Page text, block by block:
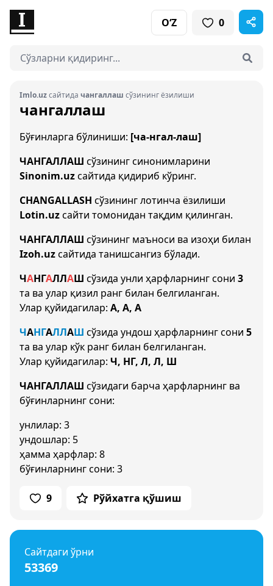
O‘Z 0
Imlo.uzсайтида чангаллаш сўзининг ёзилиши
чангаллаш
Бўғинларга бўлиниши: [ча-нгал-лаш]
ЧАНГАЛЛАШ сўзининг синонимларини
Sinonim.uzсайтида қидириб кўринг.
CHANGALLASH сўзининг лотинча ёзилиши
Lotin.uzсайти томонидан тақдим қилинган.
ЧАНГАЛЛАШ сўзининг маъноси ва изоҳи билан
Izoh.uzсайтида танишсангиз бўлади.
ЧАНГАЛЛАШ сўзида унли ҳарфларнинг сони 3
та ва улар қизил ранг билан белгиланган.
Улар қуйидагилар: А, А, А
ЧАНГАЛЛАШ сўзида ундош ҳарфларнинг сони 5
та ва улар кўк ранг билан белгиланган.
Улар қуйидагилар: Ч, НГ, Л, Л, Ш
ЧАНГАЛЛАШ сўзидаги барча ҳарфларнинг ва
бўғинларнинг сони:
унлилар: 3
ундошлар: 5
ҳамма ҳарфлар: 8
бўғинларнинг сони: 3
9 Рўйхатга қўшиш
Сайтдаги ўрни
53369